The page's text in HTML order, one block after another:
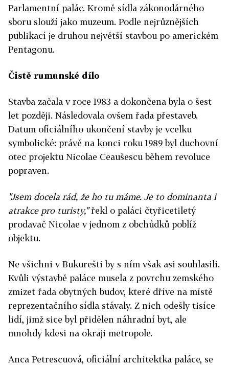
Parlamentní palác. Kromě sídla zákonodárného
sboru slouží jako muzeum. Podle nejrůznějších
publikací je druhou největší stavbou po americkém
Pentagonu.
Čistě rumunské dílo
Stavba začala v roce 1983 a dokončena byla o šest
let později. Následovala ovšem řada přestaveb.
Datum oficiálního ukončení stavby je vcelku
symbolické: právě na konci roku 1989 byl duchovní
otec projektu Nicolae Ceaušescu během revoluce
popraven.
"Jsem docela rád, že ho tu máme. Je to dominanta i
atrakce pro turisty,"řekl o paláci čtyřicetiletý
prodavač Nicolae v jednom z obchůdků poblíž
objektu.
Ne všichni v Bukurešti by s ním však asi souhlasili.
Kvůli výstavbě paláce musela z povrchu zemského
zmizet řada obytných budov, které dříve na místě
reprezentačního sídla stávaly. Z nich odešly tisíce
lidí, jimž sice byl přidělen náhradní byt, ale
mnohdy kdesi na okraji metropole.
Anca Petrescuová, oficiální architektka paláce, se